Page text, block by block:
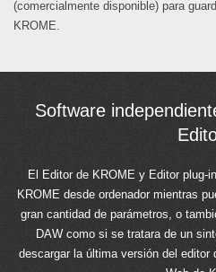
(comercialmente disponible) para
KROME.
Software
El Editor de KROME y Editor plug-
KROME desde ordenador mientras
gran cantidad de parámetros, o
DAW como si se tratara de un
descargar la última versión del